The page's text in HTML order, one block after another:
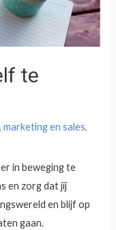
te
,marketing en sales,
in beweging te
en zorg dat jij
en blijf op
gaan.